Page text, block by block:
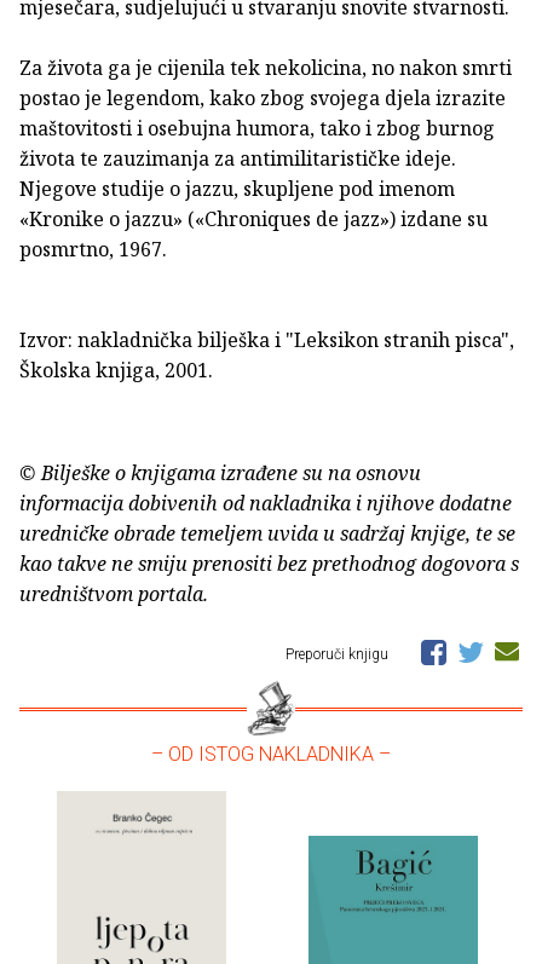
mjesečara, sudjelujući u stvaranju snovite stvarnosti.
Za života ga je cijenila tek nekolicina, no nakon smrti
postao je legendom, kako zbog svojega djela izrazite
maštovitosti i osebujna humora, tako i zbog burnog
života te zauzimanja za antimilitarističke ideje.
Njegove studije o jazzu, skupljene pod imenom
«Kronike o jazzu» («Chroniques de jazz») izdane su
posmrtno, 1967.
Izvor: nakladnička bilješka i "Leksikon stranih pisca",
Školska knjiga, 2001.
© Bilješke o knjigama izrađene su na osnovu
informacija dobivenih od nakladnika i njihove dodatne
uredničke obrade temeljem uvida u sadržaj knjige, te se
kao takve ne smiju prenositi bez prethodnog dogovora s
uredništvom portala.
Preporuči knjigu
– OD ISTOG NAKLADNIKA –